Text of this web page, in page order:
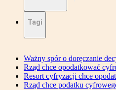
Tagi
Ważny spór o doręczanie
Rząd chce opodatkować
Resort cyfryzacji chce
Rząd chce podatku